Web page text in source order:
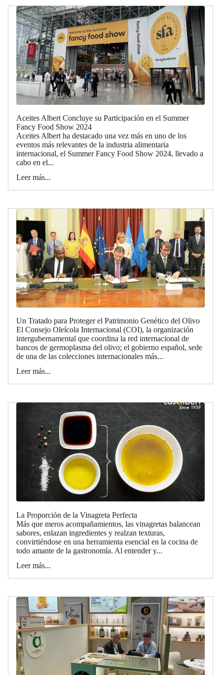
Aceites Albert Concluye su Participación en el Summer
Fancy Food Show 2024
Aceites Albert ha destacado una vez más en uno de los
eventos más relevantes de la industria alimentaria
internacional, el Summer Fancy Food Show 2024, llevado a
cabo en el...
Leer más...
Un Tratado para Proteger el Patrimonio Genético del Olivo
El Consejo Oleícola Internacional (COI), la organización
intergubernamental que coordina la red internacional de
bancos de germoplasma del olivo; el gobierno español, sede
de una de las colecciones internacionales más...
Leer más...
La Proporción de la Vinagreta Perfecta
Más que meros acompañamientos, las vinagretas balancean
sabores, enlazan ingredientes y realzan texturas,
convirtiéndose en una herramienta esencial en la cocina de
todo amante de la gastronomía. Al entender y...
Leer más...